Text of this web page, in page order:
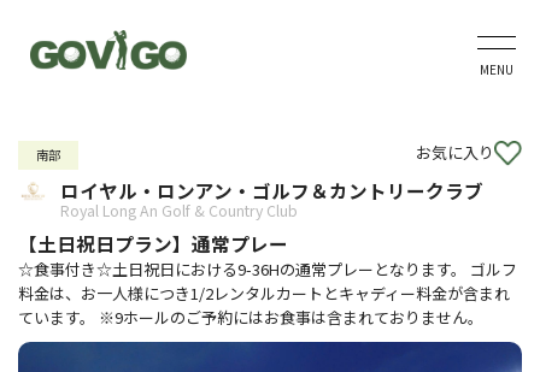
MENU
南部 お気に入り
ロイヤル・ロンアン・ゴルフ＆カントリークラブ
Royal Long An Golf & Country Club
【土日祝日プラン】通常プレー
☆食事付き☆土日祝日における9-36Hの通常プレーとなります。 ゴルフ
料金は、お一人様につき1/2レンタルカートとキャディー料金が含まれ
ています。 ※9ホールのご予約にはお食事は含まれておりません。